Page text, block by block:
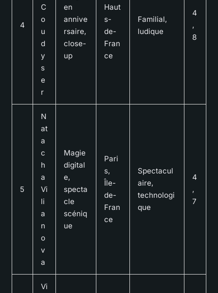
4
C
o
u
d
y
s
e
r
en
annive
rsaire,
close-
up
Haut
s-
de-
Fran
ce
Familial,
ludique
4
,
8
5
N
at
a
c
h
a
Vi
li
a
n
o
v
a
Magie
digital
e,
specta
cle
scéniq
ue
Pari
s,
Île-
de-
Fran
ce
Spectacul
aire,
technologi
que
4
,
7
Vi